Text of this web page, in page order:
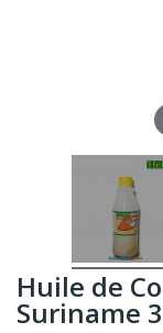
Huile de
Suriname